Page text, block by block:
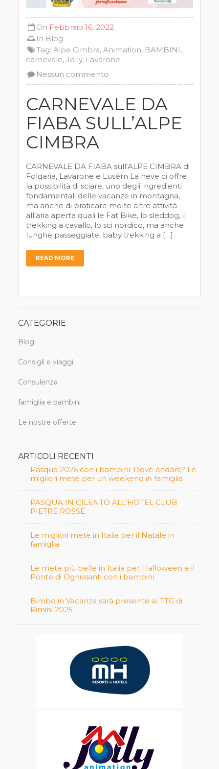
On Febbraio 16, 2022
In Blog
Tag:Alpe Cimbra,Animation, BAMBINI,
carnevale,Jolly, Lavarone
Nessun commento
CARNEVALE DA
FIABA SULL’ALPE
CIMBRA
CARNEVALE DA FIABA sull’ALPE CIMBRA di
Folgaria, Lavarone e Lusérn La neve ci offre
la possibilità di sciare, uno degli ingredienti
fondamentali delle vacanze in montagna,
ma anche di praticare molte altre attività
all’aria aperta quali le Fat Bike, lo sleddog, il
trekking a cavallo, lo sci nordico, ma anche
lunghe passeggiate, baby trekking a […]
READ MORE
CATEGORIE
Blog
Consigli e viaggi
Consulenza
famiglia e bambini
Le nostre offerte
ARTICOLI RECENTI
Pasqua 2026 con i bambini: Dove andare? Le
migliori mete per un weekend in famiglia
PASQUA IN CILENTO ALL’HOTEL CLUB
PIETRE ROSSE
Le migliori mete in Italia per il Natale in
famiglia
Le mete più belle in Italia per Halloween e il
Ponte di Ognissanti con i bambini
Bimbo in Vacanza sarà presente al TTG di
Rimini 2025